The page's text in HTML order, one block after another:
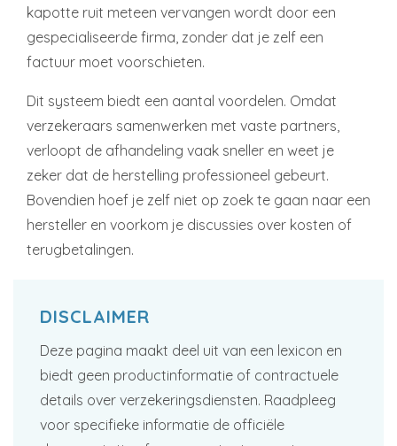
kapotte ruit meteen vervangen wordt door een
gespecialiseerde firma, zonder dat je zelf een
factuur moet voorschieten.
Dit systeem biedt een aantal voordelen. Omdat
verzekeraars samenwerken met vaste partners,
verloopt de afhandeling vaak sneller en weet je
zeker dat de herstelling professioneel gebeurt.
Bovendien hoef je zelf niet op zoek te gaan naar een
hersteller en voorkom je discussies over kosten of
terugbetalingen.
DISCLAIMER
Deze pagina maakt deel uit van een lexicon en
biedt geen productinformatie of contractuele
details over verzekeringsdiensten. Raadpleeg
voor specifieke informatie de officiële